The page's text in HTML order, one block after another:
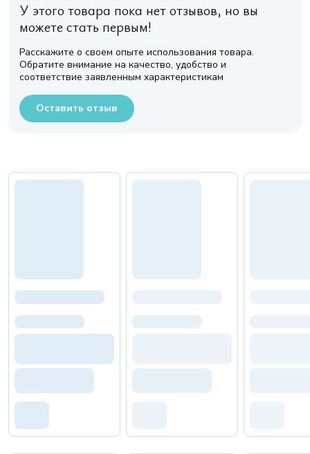
У этого товара пока нет отзывов, но вы
можете стать первым!
Расскажите о своем опыте использования товара.
Обратите внимание на качество, удобство и
соответствие заявленным характеристикам
Оставить отзыв